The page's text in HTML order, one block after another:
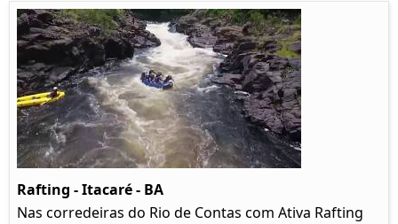
Rafting - Itacaré - BA
Nas corredeiras do Rio de Contas com Ativa Rafting